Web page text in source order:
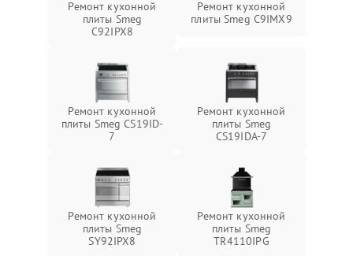
Ремонт кухонной
плиты Smeg
C92IPX8
Ремонт кухонной
плиты Smeg C9IMX9
Ремонт кухонной
плиты Smeg CS19ID-
7
Ремонт кухонной
плиты Smeg
CS19IDA-7
Ремонт кухонной
плиты Smeg
SY92IPX8
Ремонт кухонной
плиты Smeg
TR4110IPG